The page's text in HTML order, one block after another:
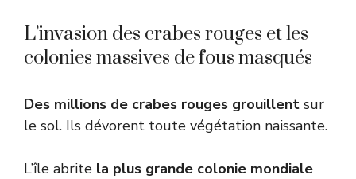
L’invasion des crabes rouges et les
colonies massives de fous masqués
Des millions de crabes rouges grouillent sur
le sol. Ils dévorent toute végétation naissante.
L’île abrite la plus grande colonie mondiale